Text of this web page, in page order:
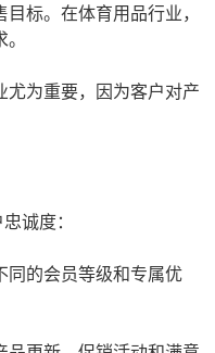
标。在体育用品行业，
尤为重要，因为客户对产
诚度：
同的会员等级和专属优